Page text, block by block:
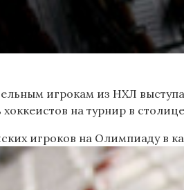
игрокам из НХЛ
хоккеистов на турнир в
игроков на Олимпиаду в